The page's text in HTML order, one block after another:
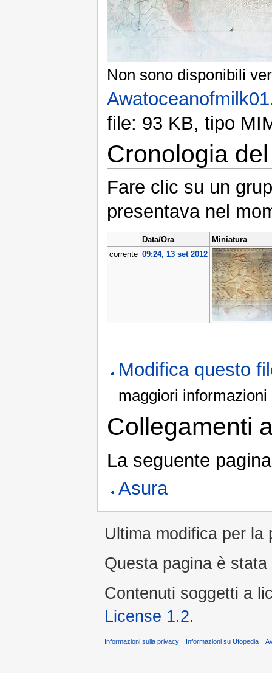
Non sono disponibili
file: 93 KB, tipo
Cronologia
Fare clic su un
presentava nel
Data/Ora
Miniatura
corrente 09:24, 13 set 2012
Modifica questo
maggiori
Collegamenti
La seguente
Asura
Ultima modifica per la
Questa pagina è
Contenuti soggetti a
License 1.2.
Informazioni sulla privacy Informazioni su Ufopedia